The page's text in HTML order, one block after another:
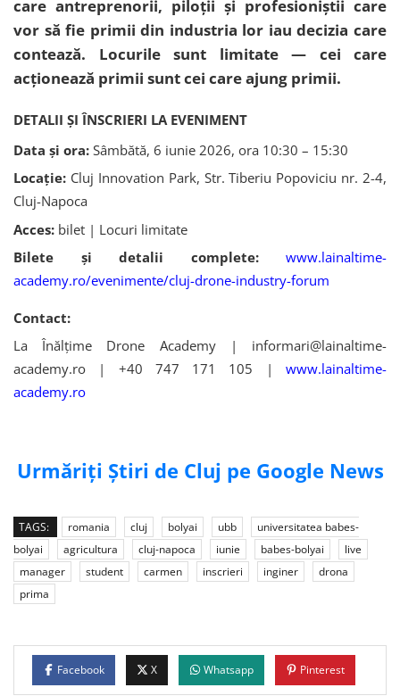
care antreprenorii, piloții și profesioniștii care
vor să fie primii din industria lor iau decizia care
contează. Locurile sunt limitate — cei care
acționează primii sunt cei care ajung primii.
DETALII ȘI ÎNSCRIERI LA EVENIMENT
Data și ora: Sâmbătă, 6 iunie 2026, ora 10:30 – 15:30
Locație: Cluj Innovation Park, Str.Tiberiu Popoviciu nr. 2-4,
Cluj-Napoca
Acces: bilet | Locuri limitate
Bilete și detalii complete: www.lainaltime-
academy.ro/evenimente/cluj-drone-industry-forum
Contact:
La Înălțime Drone Academy | informari@lainaltime-
academy.ro | +40 747 171 105 | www.lainaltime-
academy.ro
Urmăriți Știri de Cluj pe Google News
TAGS: romania cluj bolyai ubb
universitatea babes-
bolyai
agricultura cluj-napoca iunie babes-bolyai
live
manager
student carmen inscrieri inginer
drona
prima
Facebook X Whatsapp Pinterest